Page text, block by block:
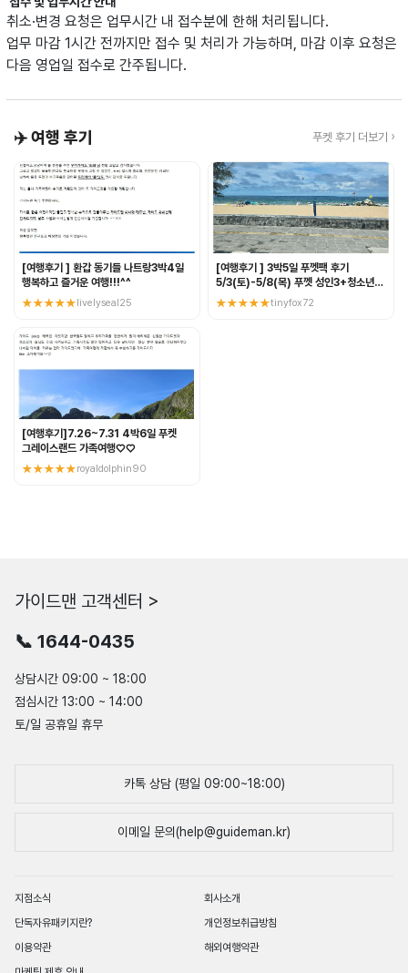
취소·변경 요청은 업무시간 내 접수분에 한해 처리됩니다.
업무 마감 1시간 전까지만 접수 및 처리가 가능하며, 마감 이후 요청은
다음 영업일 접수로 간주됩니다.
✈️ 여행 후기 푸켓 후기 더보기 ›
[여행후기 ] 환갑 동기들 나트랑3박4일
행복하고 즐거운 여행!!!^^
★★★★★livelyseal25
[여행후기 ] 3박5일 푸껫팩 후기
5/3(토)-5/8(목) 푸껫 성인3+청소년3
혈연여행
★★★★★tinyfox72
[여행후기]7.26~7.31 4박6일 푸켓
그레이스랜드 가족여행♡♡
★★★★★royaldolphin90
가이드맨 고객센터 >
📞 1644-0435
상담시간 09:00 ~ 18:00
점심시간 13:00 ~ 14:00
토/일 공휴일 휴무
카톡 상담 (평일 09:00~18:00)
이메일 문의(help@guideman.kr)
지점소식
회사소개
단독자유패키지란?
개인정보취급방침
이용약관
해외여행약관